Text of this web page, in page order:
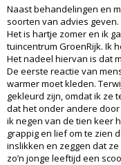
Naast behandelingen en
soorten van advies
Het is hartje zomer en ik
tuincentrum GroenRijk. Ik
Het nadeel hiervan is dat
De eerste reactie van
warmer moet kleden.
gekleurd zijn, omdat ik ze
dat het onder andere
ik negen van de tien keer
grappig en lief om te zien
inslikken en zeggen dat
zo’n jonge leeftijd een